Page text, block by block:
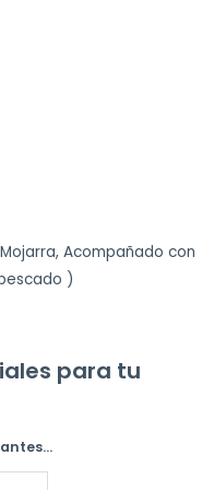
Acompañado con
)
para tu